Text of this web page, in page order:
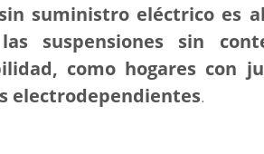
suministro eléctrico es
suspensiones sin
como hogares con
electrodependientes.